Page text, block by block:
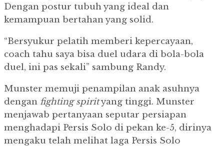
Dengan postur tubuh yang ideal dan
kemampuan bertahan yang solid.
“Bersyukur pelatih memberi kepercayaan,
coach tahu saya bisa duel udara di bola-bola
duel, ini pas sekali” sambung Randy.
Munster memuji penampilan anak asuhnya
dengan fighting spirityang tinggi. Munster
menjawab pertanyaan seputar persiapan
menghadapi Persis Solo di pekan ke-5, dirinya
mengaku telah melihat laga Persis Solo